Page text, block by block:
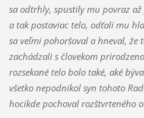
sa odtrhly, spustily mu povraz
a tak postaviac telo, odťali mu
sa veľmi pohoršoval a hneval, že
zachádzali s človekom
rozsekané telo bolo také, aké
všetko nepodnikol syn tohoto
hocikde pochoval rozštvrteného